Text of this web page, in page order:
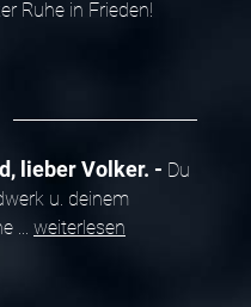
Ruhe in Frieden!
lieber Volker.
Du
u. deinem
weiterlesen